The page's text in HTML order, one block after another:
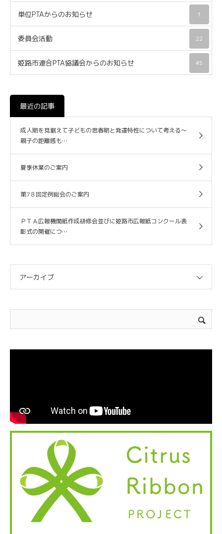
単位PTAからのお知らせ 1
委員会活動 22
姫路市連合PTA協議会からのお知らせ 45
最近の記事
成人期を見据えて子どもの思春期と発達特性について考える～
親子の距離感も…
夏季休業のご案内
第7８回定例総会のご案内
ＰＴＡ広報機関紙作成研修会並びに姫路市広報紙コンクール表
彰式の開催につ…
アーカイブ